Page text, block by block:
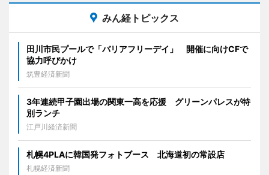
みん経トピックス
田川市民プールで「バリアフリーデイ」 開催に向けCFで
協力呼びかけ
筑豊経済新聞
3年連続甲子園出場の関東一高を応援 グリーンパレスが特
別ランチ
江戸川経済新聞
札幌4PLAに韓国発フォトブース 北海道初の常設店
札幌経済新聞